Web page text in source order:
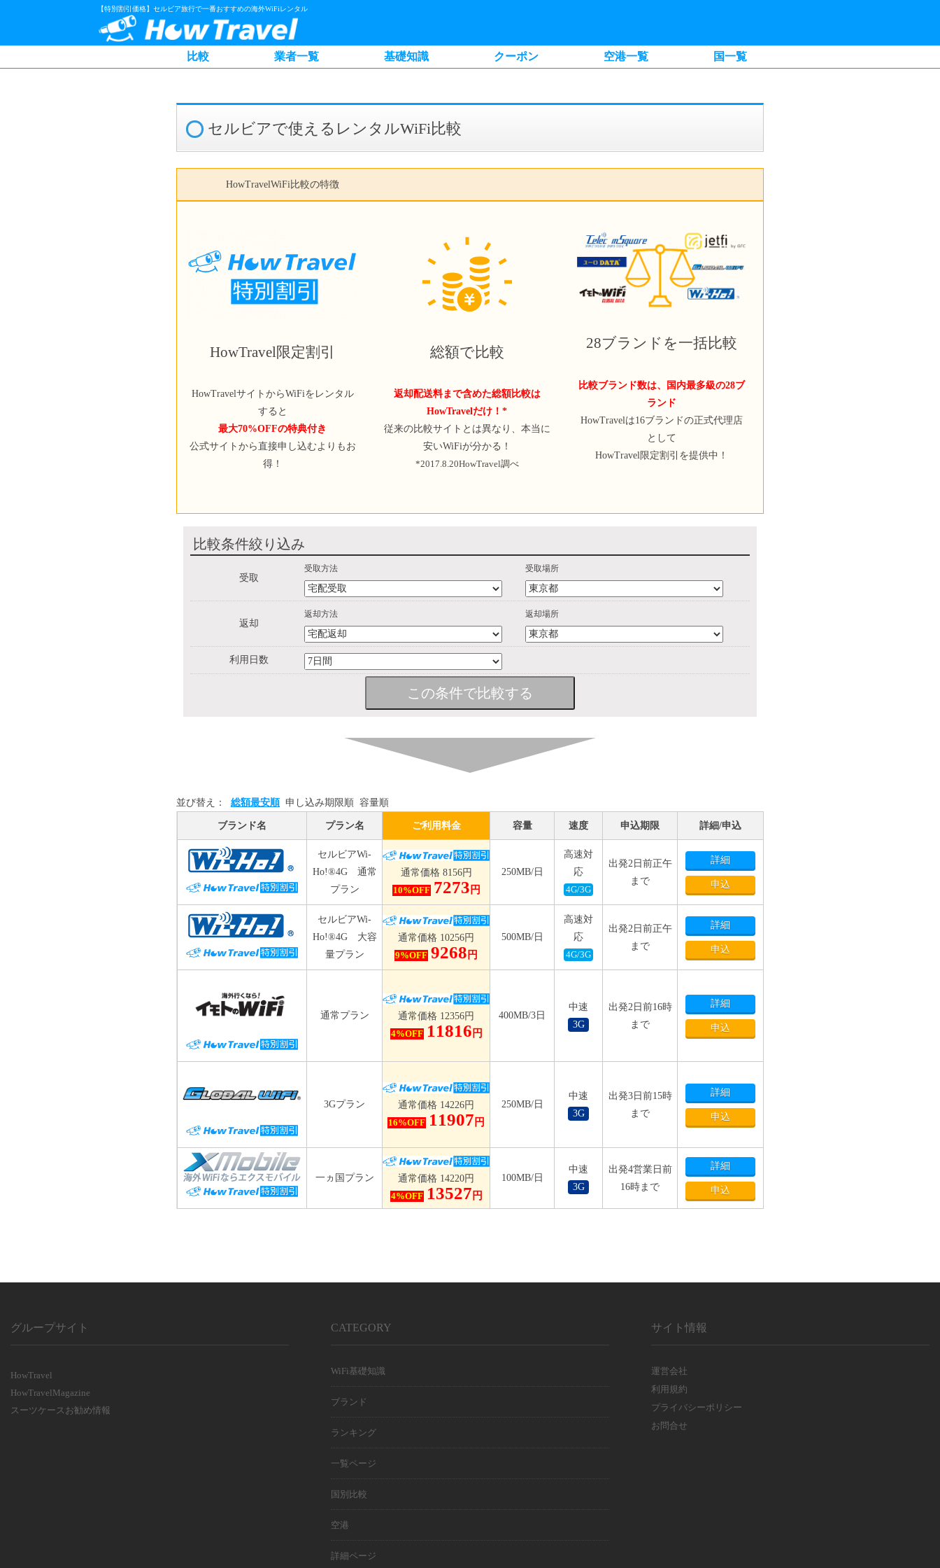
【特別割引価格】セルビア旅行で一番おすすめの海外WiFiレンタル
比較 業者一覧 基礎知識 クーポン 空港一覧 国一覧
セルビアで使えるレンタルWiFi比較
HowTravelWiFi比較の特徴
HowTravel限定割引
HowTravelサイトからWiFiをレンタル
すると
最大70%OFFの特典付き
公式サイトから直接申し込むよりもお
得！
総額で比較
返却配送料まで含めた総額比較は
HowTravelだけ！*
従来の比較サイトとは異なり、本当に
安いWiFiが分かる！
*2017.8.20HowTravel調べ
28ブランドを一括比較
比較ブランド数は、国内最多級の28ブ
ランド
HowTravelは16ブランドの正式代理店
として
HowTravel限定割引を提供中！
比較条件絞り込み
受取
受取方法 受取場所
返却
返却方法 返却場所
利用日数
並び替え： 総額最安順 申し込み期限順 容量順
ブランド名 プラン名 ご利用料金 容量 速度 申込期限 詳細/申込
セルビアWi-
Ho!®4G 通常
プラン
通常価格 8156円
10%OFF 7273 円
250MB/日
高速対
応
4G/3G
出発2日前正午
まで
詳細
申込
セルビアWi-
Ho!®4G 大容
量プラン
通常価格 10256円
9%OFF 9268 円
500MB/日
高速対
応
4G/3G
出発2日前正午
まで
詳細
申込
通常プラン
通常価格 12356円
4%OFF 11816 円
400MB/3日
中速
3G
出発2日前16時
まで
詳細
申込
3Gプラン
通常価格 14226円
16%OFF 11907 円
250MB/日
中速
3G
出発3日前15時
まで
詳細
申込
一ヵ国プラン
通常価格 14220円
4%OFF 13527 円
100MB/日
中速
3G
出発4営業日前
16時まで
詳細
申込
グループサイト
HowTravel
HowTravelMagazine
スーツケースお勧め情報
CATEGORY
WiFi基礎知識
ブランド
ランキング
一覧ページ
国別比較
空港
詳細ページ
サイト情報
運営会社
利用規約
プライバシーポリシー
お問合せ